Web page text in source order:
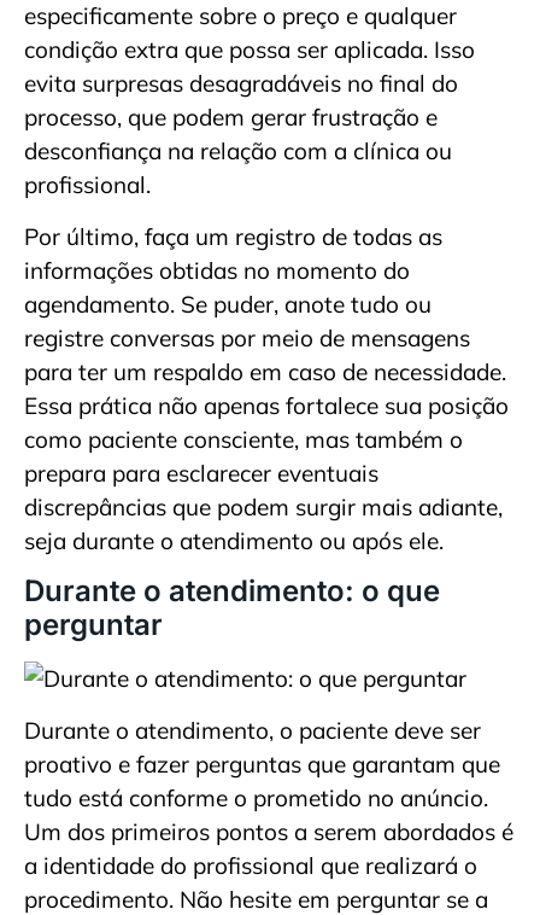
especificamente sobre o preço e qualquer
condição extra que possa ser aplicada. Isso
evita surpresas desagradáveis no final do
processo, que podem gerar frustração e
desconfiança na relação com a clínica ou
profissional.
Por último, faça um registro de todas as
informações obtidas no momento do
agendamento. Se puder, anote tudo ou
registre conversas por meio de mensagens
para ter um respaldo em caso de necessidade.
Essa prática não apenas fortalece sua posição
como paciente consciente, mas também o
prepara para esclarecer eventuais
discrepâncias que podem surgir mais adiante,
seja durante o atendimento ou após ele.
Durante o atendimento: o que
perguntar
Durante o atendimento, o paciente deve ser
proativo e fazer perguntas que garantam que
tudo está conforme o prometido no anúncio.
Um dos primeiros pontos a serem abordados é
a identidade do profissional que realizará o
procedimento. Não hesite em perguntar se a